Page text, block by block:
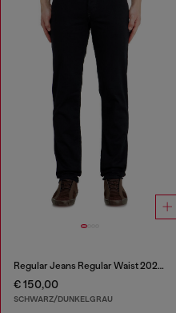
Regular Jeans Regular Waist 2023 D-Finitive
€ 150,00
SCHWARZ/DUNKELGRAU